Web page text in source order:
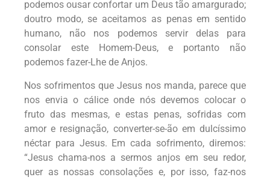
podemos ousar confortar um Deus tão amargurado;
doutro modo, se aceitamos as penas em sentido
humano, não nos podemos servir delas para
consolar este Homem-Deus, e portanto não
podemos fazer-Lhe de Anjos.
Nos sofrimentos que Jesus nos manda, parece que
nos envia o cálice onde nós devemos colocar o
fruto das mesmas, e estas penas, sofridas com
amor e resignação, converter-se-ão em dulcíssimo
néctar para Jesus. Em cada sofrimento, diremos:
“Jesus chama-nos a sermos anjos em seu redor,
quer as nossas consolações e, por isso, faz-nos